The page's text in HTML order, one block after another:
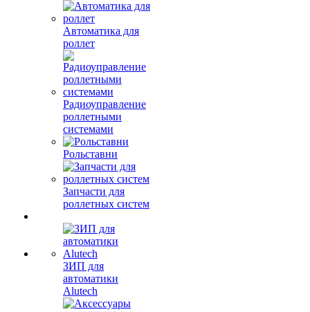
Автоматика для
роллет
Радиоуправление
роллетными
системами
Рольставни
Запчасти для
роллетных систем
ЗИП для
автоматики
Alutech